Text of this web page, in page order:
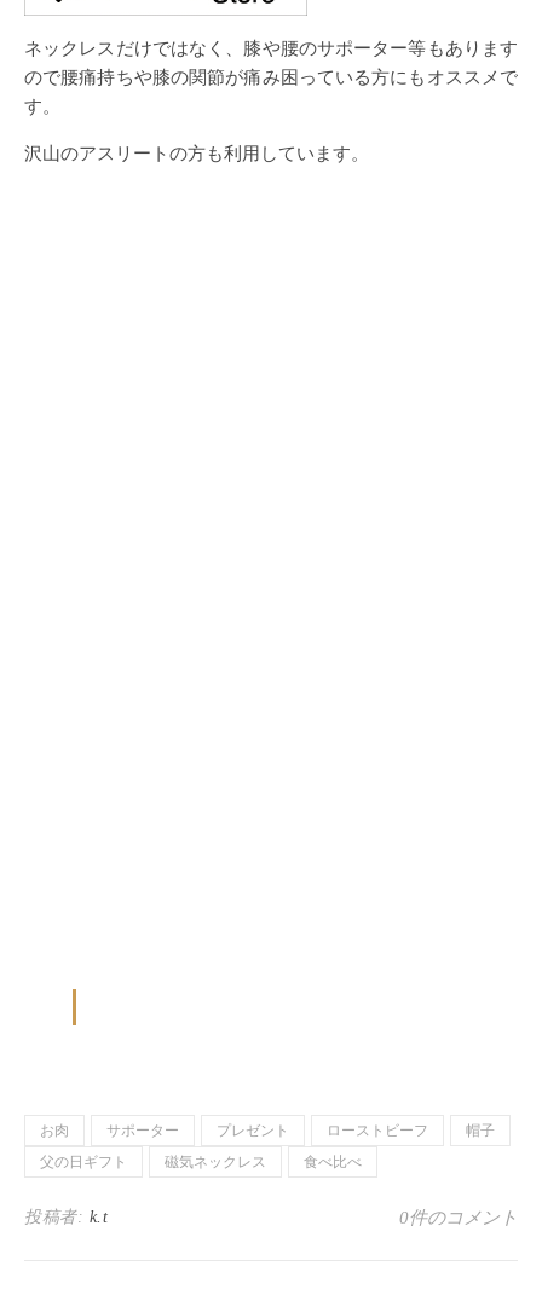
ネックレスだけではなく、膝や腰のサポーター等もあります
ので腰痛持ちや膝の関節が痛み困っている方にもオススメで
す。
沢山のアスリートの方も利用しています。
お肉 サポーター プレゼント ローストビーフ
帽子
父の日ギフト
磁気ネックレス 食べ比べ
投稿者: k.t 0件のコメント